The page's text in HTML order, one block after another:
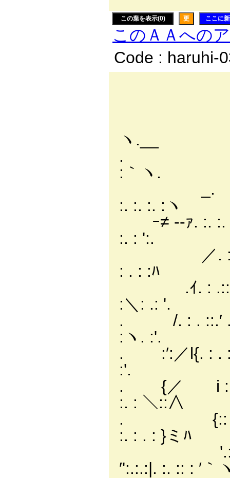
この葉を表示(0) 更 ここに
このＡＡへの
Code : haruhi-
ヽ.__
. . ::´. :. :.
:｀ヽ.
_. イ. :. :.
:. :. :. :ヽ
ｰ≠ -‐ｧ. :. :.
:. : ':.
／. :. :. : . :
: . : :ﾊ
.ｲ. : .::/. :. :.
:＼: .: '.
. /. : . ::.′ . : :
:ヽ. :'.
. :′:／l{. : . ::
:'.
. {／ i : ! :.
:. : ＼::∧
. {:: |:: :小ｨ
:. : . : }ミﾊ
'.::ﾄ :.:.ﾄ､
′':.:.:|. :. :: : ′｀